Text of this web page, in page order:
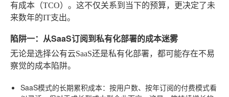
有成本（TCO）。这不仅关系到当下的预算，更决定了未
来数年的IT支出。
陷阱一：从SaaS订阅到私有化部署的成本迷雾
无论是选择公有云SaaS还是私有化部署，都可能存在不易
察觉的成本陷阱。
SaaS模式的长期累积成本：按用户数、按年订阅的付费模式看